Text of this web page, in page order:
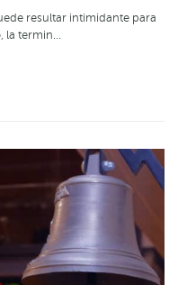
resultar intimidante para
la termin…